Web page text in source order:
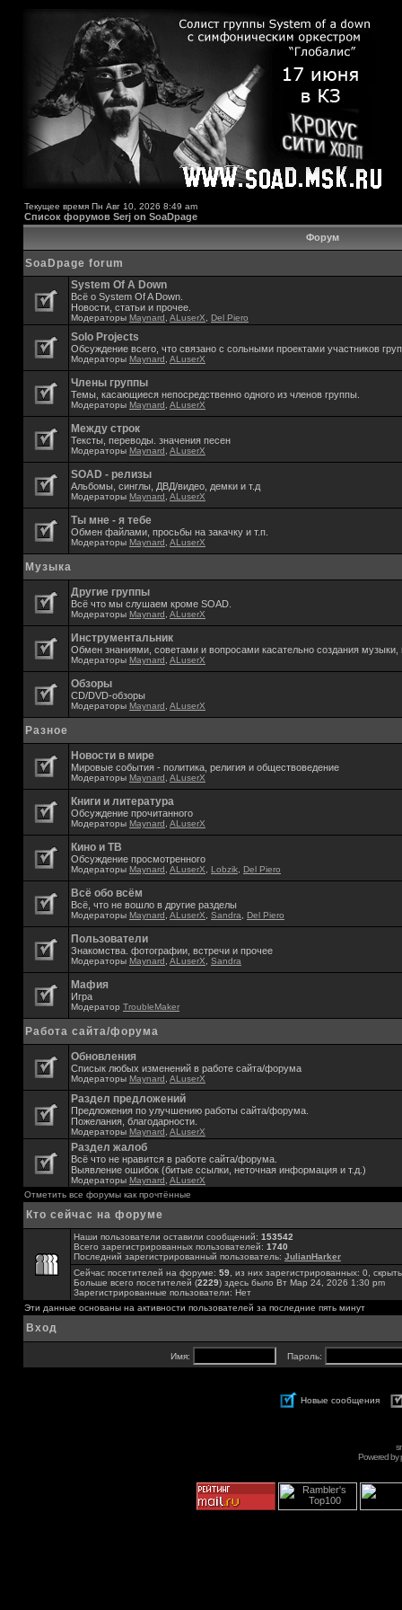
Текущее время Пн Авг 10, 2026 8:49 am
Список форумов Serj on SoaDpage
Форум
SoaDpage forum
System Of A Down
Всё о System Of A Down.
Новости, статьи и прочее.
Модераторы Maynard ALuserX Del Piero
Solo Projects
Обсуждение всего, что связано с сольными проектами участников
Модераторы Maynard ALuserX
Члены группы
Темы, касающиеся непосредственно одного из членов группы.
Модераторы Maynard ALuserX
Между строк
Тексты, переводы. значения песен
Модераторы Maynard ALuserX
SOAD - релизы
Альбомы, синглы, ДВД/видео, демки и т.д
Модераторы Maynard ALuserX
Ты мне - я тебе
Обмен файлами, просьбы на закачку и т.п.
Модераторы Maynard ALuserX
Музыка
Другие группы
Всё что мы слушаем кроме SOAD.
Модераторы Maynard ALuserX
Инструментальник
Обмен знаниями, советами и вопросами касательно создания музыки,
Модераторы Maynard ALuserX
Обзоры
CD/DVD-обзоры
Модераторы Maynard ALuserX
Разное
Новости в мире
Мировые события - политика, религия и обществоведение
Модераторы Maynard ALuserX
Книги и литература
Обсуждение прочитанного
Модераторы Maynard ALuserX
Кино и ТВ
Обсуждение просмотренного
Модераторы Maynard ALuserX Lobzik Del Piero
Всё обо всём
Всё, что не вошло в другие разделы
Модераторы Maynard ALuserX Sandra Del Piero
Пользователи
Знакомства. фотографии, встречи и прочее
Модераторы Maynard ALuserX Sandra
Мафия
Игра
Модератор TroubleMaker
Работа сайта/форума
Обновления
Списык любых изменений в работе сайта/форума
Модераторы Maynard ALuserX
Раздел предложений
Предложения по улучшению работы сайта/форума.
Пожелания, благодарности.
Модераторы Maynard ALuserX
Раздел жалоб
Всё что не нравится в работе сайта/форума.
Выявление ошибок (битые ссылки, неточная информация и т.д.)
Модераторы Maynard ALuserX
Отметить все форумы как прочтённые
Кто сейчас на форуме
Наши пользователи оставили сообщений: 153542
Всего зарегистрированных пользователей: 1740
Последний зарегистрированный пользователь: JulianHarker
Сейчас посетителей на форуме: 59 , из них зарегистрированных: 0,
Больше всего посетителей (2229) здесь было Вт Мар 24, 2026 1:30 pm
Зарегистрированные пользователи: Нет
Эти данные основаны на активности пользователей за последние пять минут
Вход
Имя: Пароль:
Новые сообщения
Powered by